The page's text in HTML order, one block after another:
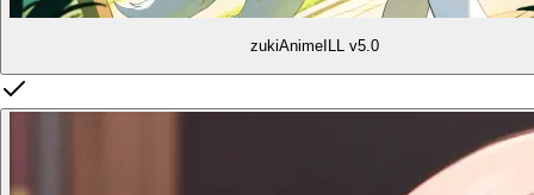
zukiAnimeILL v5.0